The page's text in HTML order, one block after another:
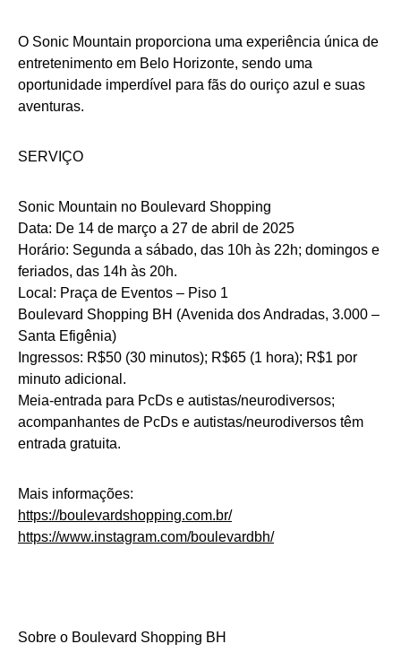
O Sonic Mountain proporciona uma experiência única de
entretenimento em Belo Horizonte, sendo uma
oportunidade imperdível para fãs do ouriço azul e suas
aventuras.
SERVIÇO
Sonic Mountain no Boulevard Shopping
Data: De 14 de março a 27 de abril de 2025
Horário: Segunda a sábado, das 10h às 22h; domingos e
feriados, das 14h às 20h.
Local: Praça de Eventos – Piso 1
Boulevard Shopping BH (Avenida dos Andradas, 3.000 –
Santa Efigênia)
Ingressos: R$50 (30 minutos); R$65 (1 hora); R$1 por
minuto adicional.
Meia-entrada para PcDs e autistas/neurodiversos;
acompanhantes de PcDs e autistas/neurodiversos têm
entrada gratuita.
Mais informações:
https://boulevardshopping.com.br/
https://www.instagram.com/boulevardbh/
Sobre o Boulevard Shopping BH